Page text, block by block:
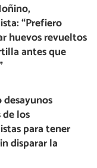
“Prefiero
huevos revueltos
antes que
desayunos
los
para tener
disparar la